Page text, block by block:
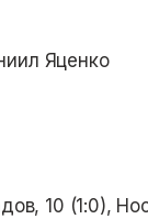
Яценко
10 (1:0),